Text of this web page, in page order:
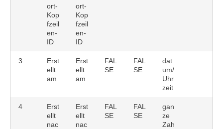
ort-
Kop
fzeil
en-
ID
ort-
Kop
fzeil
en-
ID
3
Erst
ellt
am
Erst
ellt
am
FAL
SE
FAL
SE
dat
um/
Uhr
zeit
4
Erst
ellt
nac
Erst
ellt
nac
FAL
SE
FAL
SE
gan
ze
Zah